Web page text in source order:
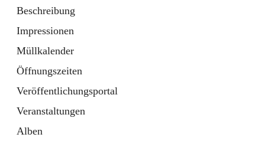
Beschreibung
Impressionen
Müllkalender
Öffnungszeiten
Veröffentlichungsportal
Veranstaltungen
Alben
1 Schnellzugriff
Bürgerservice
10 Schnellzugriffe